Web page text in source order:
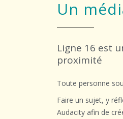
Un
Ligne 16 est
proximité
Toute personne
Faire un sujet, y
Audacity afin de